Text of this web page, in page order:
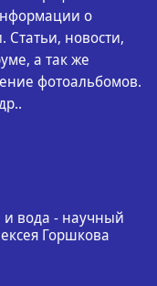
о
новости,
а так же
фотоальбомов.
и вода - научный
Горшкова